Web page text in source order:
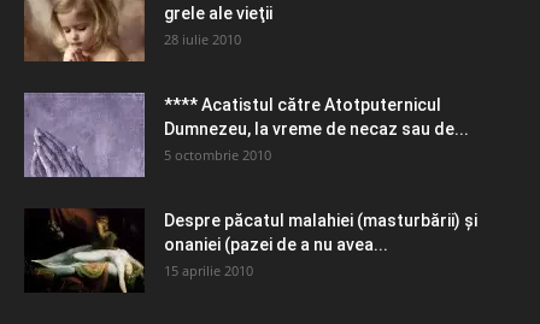
grele ale vieţii
28 iulie 2010
**** Acatistul către Atotputernicul
Dumnezeu, la vreme de necaz sau de...
5 octombrie 2010
Despre păcatul malahiei (masturbării) şi
onaniei (pazei de a nu avea...
15 aprilie 2010